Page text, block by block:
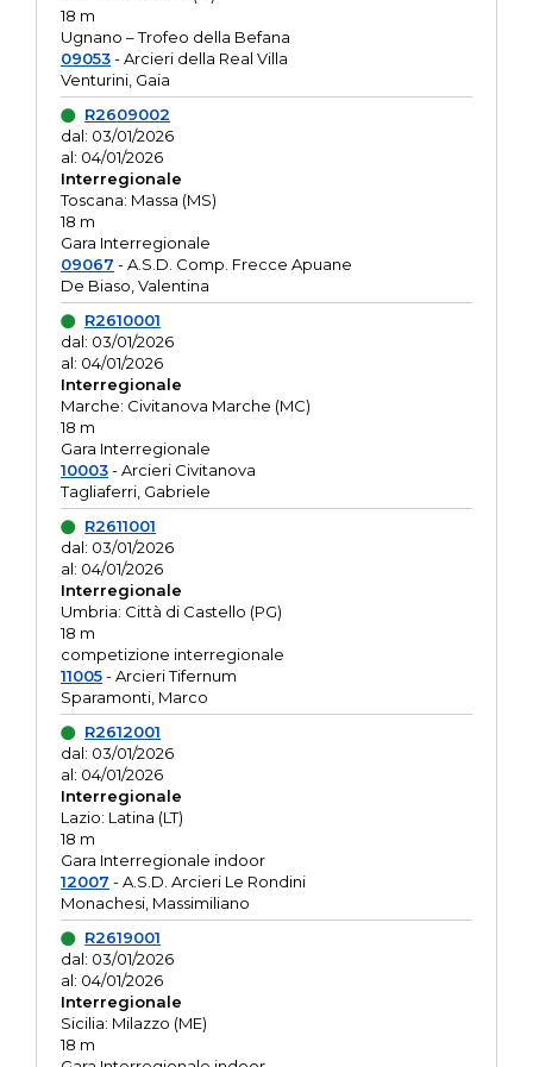
18 m
Ugnano – Trofeo della Befana
09053- Arcieri della Real Villa
Venturini, Gaia
R2609002
dal: 03/01/2026
al: 04/01/2026
Interregionale
Toscana: Massa (MS)
18 m
Gara Interregionale
09067 - A.S.D. Comp. Frecce Apuane
De Biaso, Valentina
R2610001
dal: 03/01/2026
al: 04/01/2026
Interregionale
Marche: Civitanova Marche (MC)
18 m
Gara Interregionale
10003- Arcieri Civitanova
Tagliaferri, Gabriele
R2611001
dal: 03/01/2026
al: 04/01/2026
Interregionale
Umbria: Città di Castello (PG)
18 m
competizione interregionale
11005- Arcieri Tifernum
Sparamonti, Marco
R2612001
dal: 03/01/2026
al: 04/01/2026
Interregionale
Lazio: Latina (LT)
18 m
Gara Interregionale indoor
12007 - A.S.D. Arcieri Le Rondini
Monachesi, Massimiliano
R2619001
dal: 03/01/2026
al: 04/01/2026
Interregionale
Sicilia: Milazzo (ME)
18 m